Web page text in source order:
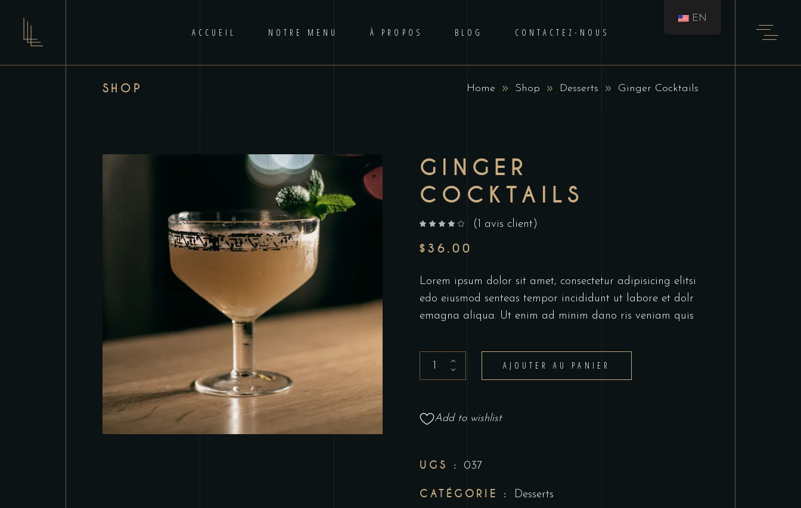
ACCUEIL NOTRE MENU À PROPOS BLOG CONTACTEZ-NOUS
SHOP Home Shop Desserts Ginger Cocktails
GINGER
COCKTAILS
( 1 avis client)
$ 36.00
Lorem ipsum dolor sit amet, consectetur adipisicing elitsi
edo eiusmod senteas tempor incididunt ut labore et dolr
emagna aliqua. Ut enim ad minim dano ris veniam quis
AJOUTER AU PANIER
Add to wishlist
UGS : 037
CATÉGORIE : Desserts
EN